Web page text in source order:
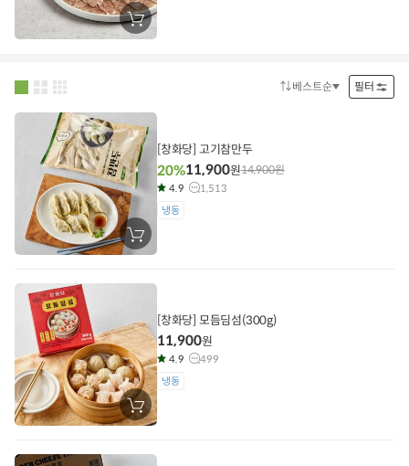
장
바
정베스트순 필터
장
바
에
[창화당] 고기참만두
20%11,900원14,900원
4.9
1,513
냉동
장
바
에
[창화당] 모듬딤섬(300g)
11,900원
4.9
499
냉동